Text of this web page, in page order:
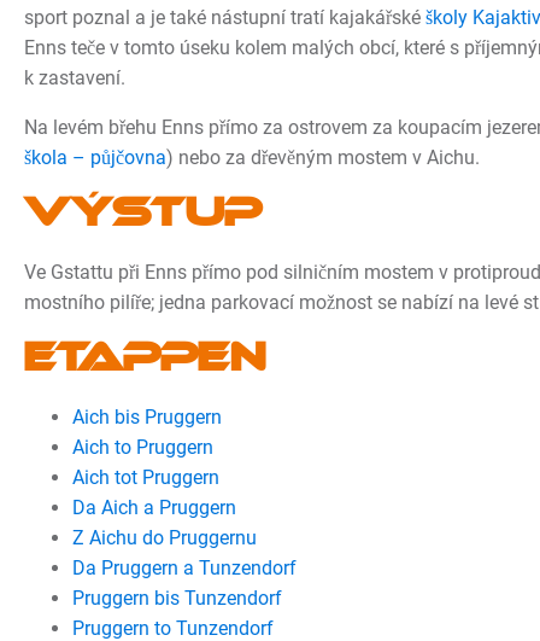
sport poznal a je také nástupní tratí kajakářské školy Kajaktiv
Enns teče v tomto úseku kolem malých obcí, které s
k zastavení.
Na levém břehu Enns přímo za ostrovem za koupacím
škola – půjčovna) nebo za dřevěným mostem v Aichu.
Výstup
Ve Gstattu při Enns přímo pod silničním mostem v
mostního pilíře; jedna parkovací možnost se nabízí na levé
Etappen
Aich bis Pruggern
Aich to Pruggern
Aich tot Pruggern
Da Aich a Pruggern
Z Aichu do Pruggernu
Da Pruggern a Tunzendorf
Pruggern bis Tunzendorf
Pruggern to Tunzendorf